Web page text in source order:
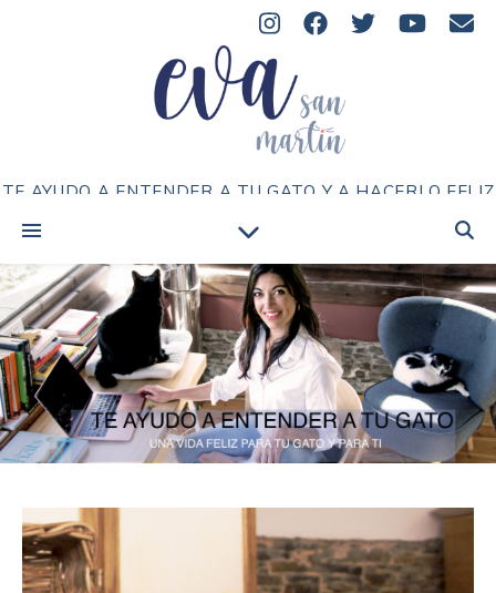
TE AYUDO A ENTENDER A TU GATO Y A HACERLO FELIZ